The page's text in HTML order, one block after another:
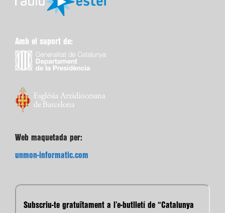
Amb el suport de:
Web maquetada per:
unmon-informatic.com
Subscriu-te gratuïtament a l’e-butlletí de “Catalunya